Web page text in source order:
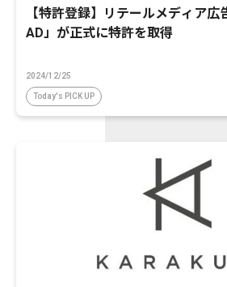
【特許登録】リテールメディア
AD」が正式に特許を取得
2024/12/25
Today's PICK UP